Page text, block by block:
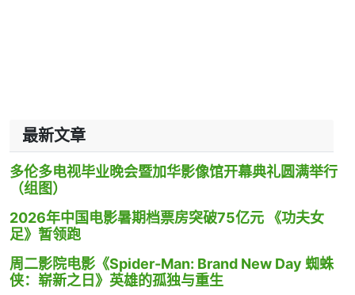
最新文章
多伦多电视毕业晚会暨加华影像馆开幕典礼圆满举行
（组图）
2026年中国电影暑期档票房突破75亿元 《功夫女
足》暂领跑
周二影院电影《Spider-Man: Brand New Day 蜘蛛
侠：崭新之日》英雄的孤独与重生